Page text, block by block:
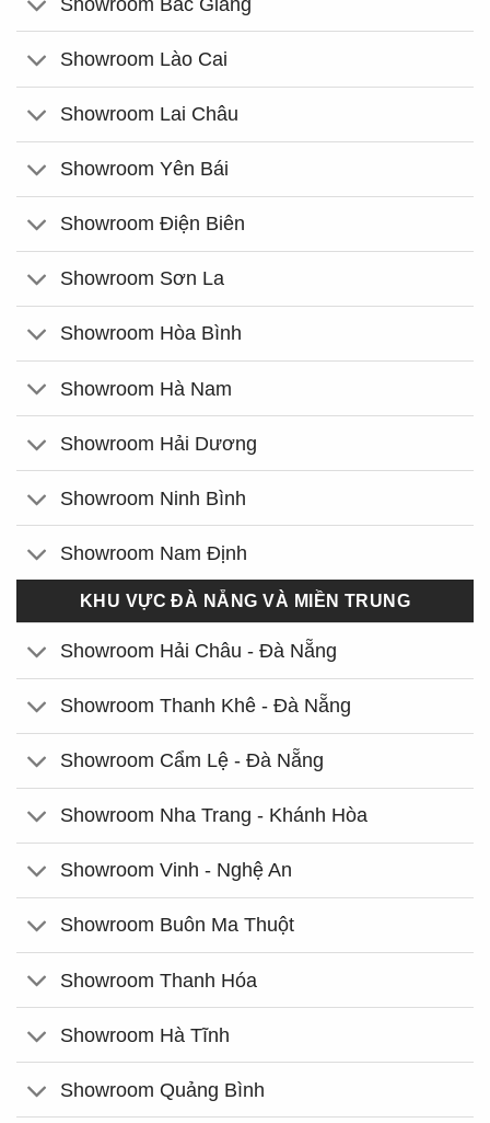
Showroom Lào Cai
Showroom Lai Châu
Showroom Yên Bái
Showroom Điện Biên
Showroom Sơn La
Showroom Hòa Bình
Showroom Hà Nam
Showroom Hải Dương
Showroom Ninh Bình
Showroom Nam Định
KHU VỰC ĐÀ NẴNG VÀ MIỀN TRUNG
Showroom Hải Châu - Đà Nẵng
Showroom Thanh Khê - Đà Nẵng
Showroom Cẩm Lệ - Đà Nẵng
Showroom Nha Trang - Khánh Hòa
Showroom Vinh - Nghệ An
Showroom Buôn Ma Thuột
Showroom Thanh Hóa
Showroom Hà Tĩnh
Showroom Quảng Bình